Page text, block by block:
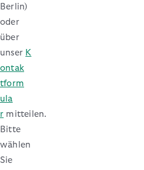
Berlin)
oder
über
unser K
ontak
tform
ula
r mitteilen.
Bitte
wählen
Sie